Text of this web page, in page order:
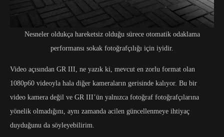
Nesneler oldukça hareketsiz olduğu sürece otomatik odaklama
performansı sokak fotoğrafçılığı için iyidir.
Video açısından GR III, ne yazık ki, mevcut en zorlu format olan
1080p60 videoyla hala diğer kameraların gerisinde kalıyor. Bu bir
video kamera değil ve GR III’ün yalnızca fotoğraf fotoğrafçılarına
yönelik olmadığını, aynı zamanda acilen güncellenmeye ihtiyaç
duyduğunu da söyleyebilirim.